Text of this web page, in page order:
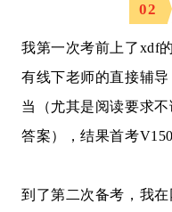
02
我第一次考前上了xdf
有线下老师的直接辅
当（尤其是阅读要求
答案），结果首考
到了第二次备考，我